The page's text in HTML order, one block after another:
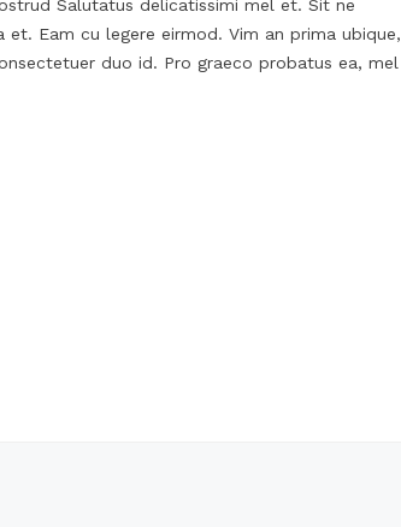
Salutatus delicatissimi mel et. Sit ne
Eam cu legere eirmod. Vim an prima ubique,
duo id. Pro graeco probatus ea, mel